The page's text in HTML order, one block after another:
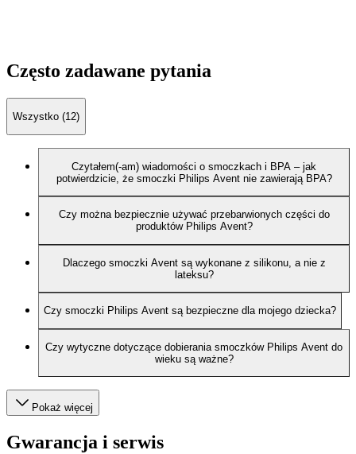
Często zadawane pytania
Wszystko (12)
Czytałem(-am) wiadomości o smoczkach i BPA – jak
potwierdzicie, że smoczki Philips Avent nie zawierają BPA?
Czy można bezpiecznie używać przebarwionych części do
produktów Philips Avent?
Dlaczego smoczki Avent są wykonane z silikonu, a nie z
lateksu?
Czy smoczki Philips Avent są bezpieczne dla mojego dziecka?
Czy wytyczne dotyczące dobierania smoczków Philips Avent do
wieku są ważne?
Pokaż więcej
Gwarancja i serwis